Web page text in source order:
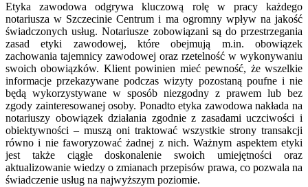
Etyka zawodowa odgrywa kluczową rolę w pracy każdego
notariusza w Szczecinie Centrum i ma ogromny wpływ na jakość
świadczonych usług. Notariusze zobowiązani są do przestrzegania
zasad etyki zawodowej, które obejmują m.in. obowiązek
zachowania tajemnicy zawodowej oraz rzetelność w wykonywaniu
swoich obowiązków. Klient powinien mieć pewność, że wszelkie
informacje przekazywane podczas wizyty pozostaną poufne i nie
będą wykorzystywane w sposób niezgodny z prawem lub bez
zgody zainteresowanej osoby. Ponadto etyka zawodowa nakłada na
notariuszy obowiązek działania zgodnie z zasadami uczciwości i
obiektywności – muszą oni traktować wszystkie strony transakcji
równo i nie faworyzować żadnej z nich. Ważnym aspektem etyki
jest także ciągłe doskonalenie swoich umiejętności oraz
aktualizowanie wiedzy o zmianach przepisów prawa, co pozwala na
świadczenie usług na najwyższym poziomie.